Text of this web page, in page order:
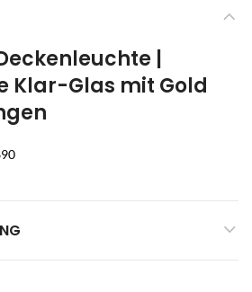
|
Klar-Glas mit Gold